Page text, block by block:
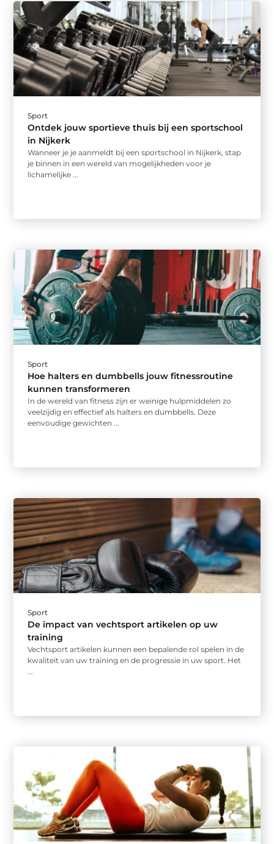
Sport
Ontdek jouw sportieve thuis bij een sportschool
in Nijkerk
Wanneer je je aanmeldt bij een sportschool in Nijkerk, stap
je binnen in een wereld van mogelijkheden voor je
lichamelijke ...
Sport
Hoe halters en dumbbells jouw fitnessroutine
kunnen transformeren
In de wereld van fitness zijn er weinige hulpmiddelen zo
veelzijdig en effectief als halters en dumbbells. Deze
eenvoudige gewichten ...
Sport
De impact van vechtsport artikelen op uw
training
Vechtsport artikelen kunnen een bepalende rol spelen in de
kwaliteit van uw training en de progressie in uw sport. Het
...